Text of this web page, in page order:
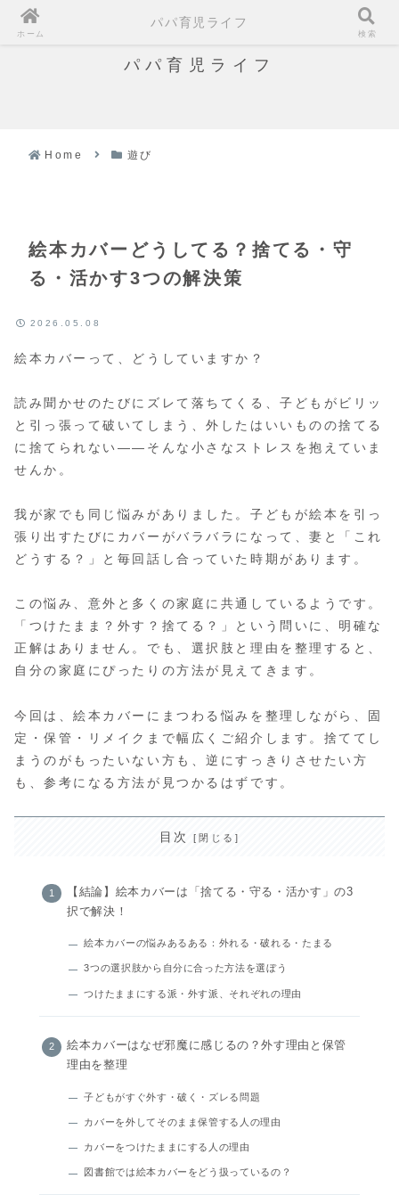
パパ育児ライフ
Home 遊び
絵本カバーどうしてる？捨てる・守
る・活かす3つの解決策
2026.05.08
絵本カバーって、どうしていますか？
読み聞かせのたびにズレて落ちてくる、子どもがビリッ
と引っ張って破いてしまう、外したはいいものの捨てる
に捨てられない——そんな小さなストレスを抱えていま
せんか。
我が家でも同じ悩みがありました。子どもが絵本を引っ
張り出すたびにカバーがバラバラになって、妻と「これ
どうする？」と毎回話し合っていた時期があります。
この悩み、意外と多くの家庭に共通しているようです。
「つけたまま？外す？捨てる？」という問いに、明確な
正解はありません。でも、選択肢と理由を整理すると、
自分の家庭にぴったりの方法が見えてきます。
今回は、絵本カバーにまつわる悩みを整理しながら、固
定・保管・リメイクまで幅広くご紹介します。捨ててし
まうのがもったいない方も、逆にすっきりさせたい方
も、参考になる方法が見つかるはずです。
目次
【結論】絵本カバーは「捨てる・守る・活かす」の3
択で解決！
絵本カバーの悩みあるある：外れる・破れる・たまる
3つの選択肢から自分に合った方法を選ぼう
つけたままにする派・外す派、それぞれの理由
絵本カバーはなぜ邪魔に感じるの？外す理由と保管
理由を整理
子どもがすぐ外す・破く・ズレる問題
カバーを外してそのまま保管する人の理由
カバーをつけたままにする人の理由
図書館では絵本カバーをどう扱っているの？
ホーム
パパ育児ライフ
検索